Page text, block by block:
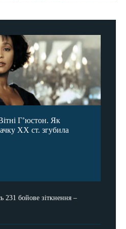
Гʼюстон. Як
ХХ ст. згубила
231 бойове зіткнення –